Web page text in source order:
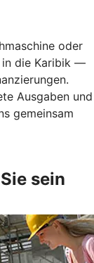
oder
in die Karibik —
Ausgaben und
gemeinsam
sein